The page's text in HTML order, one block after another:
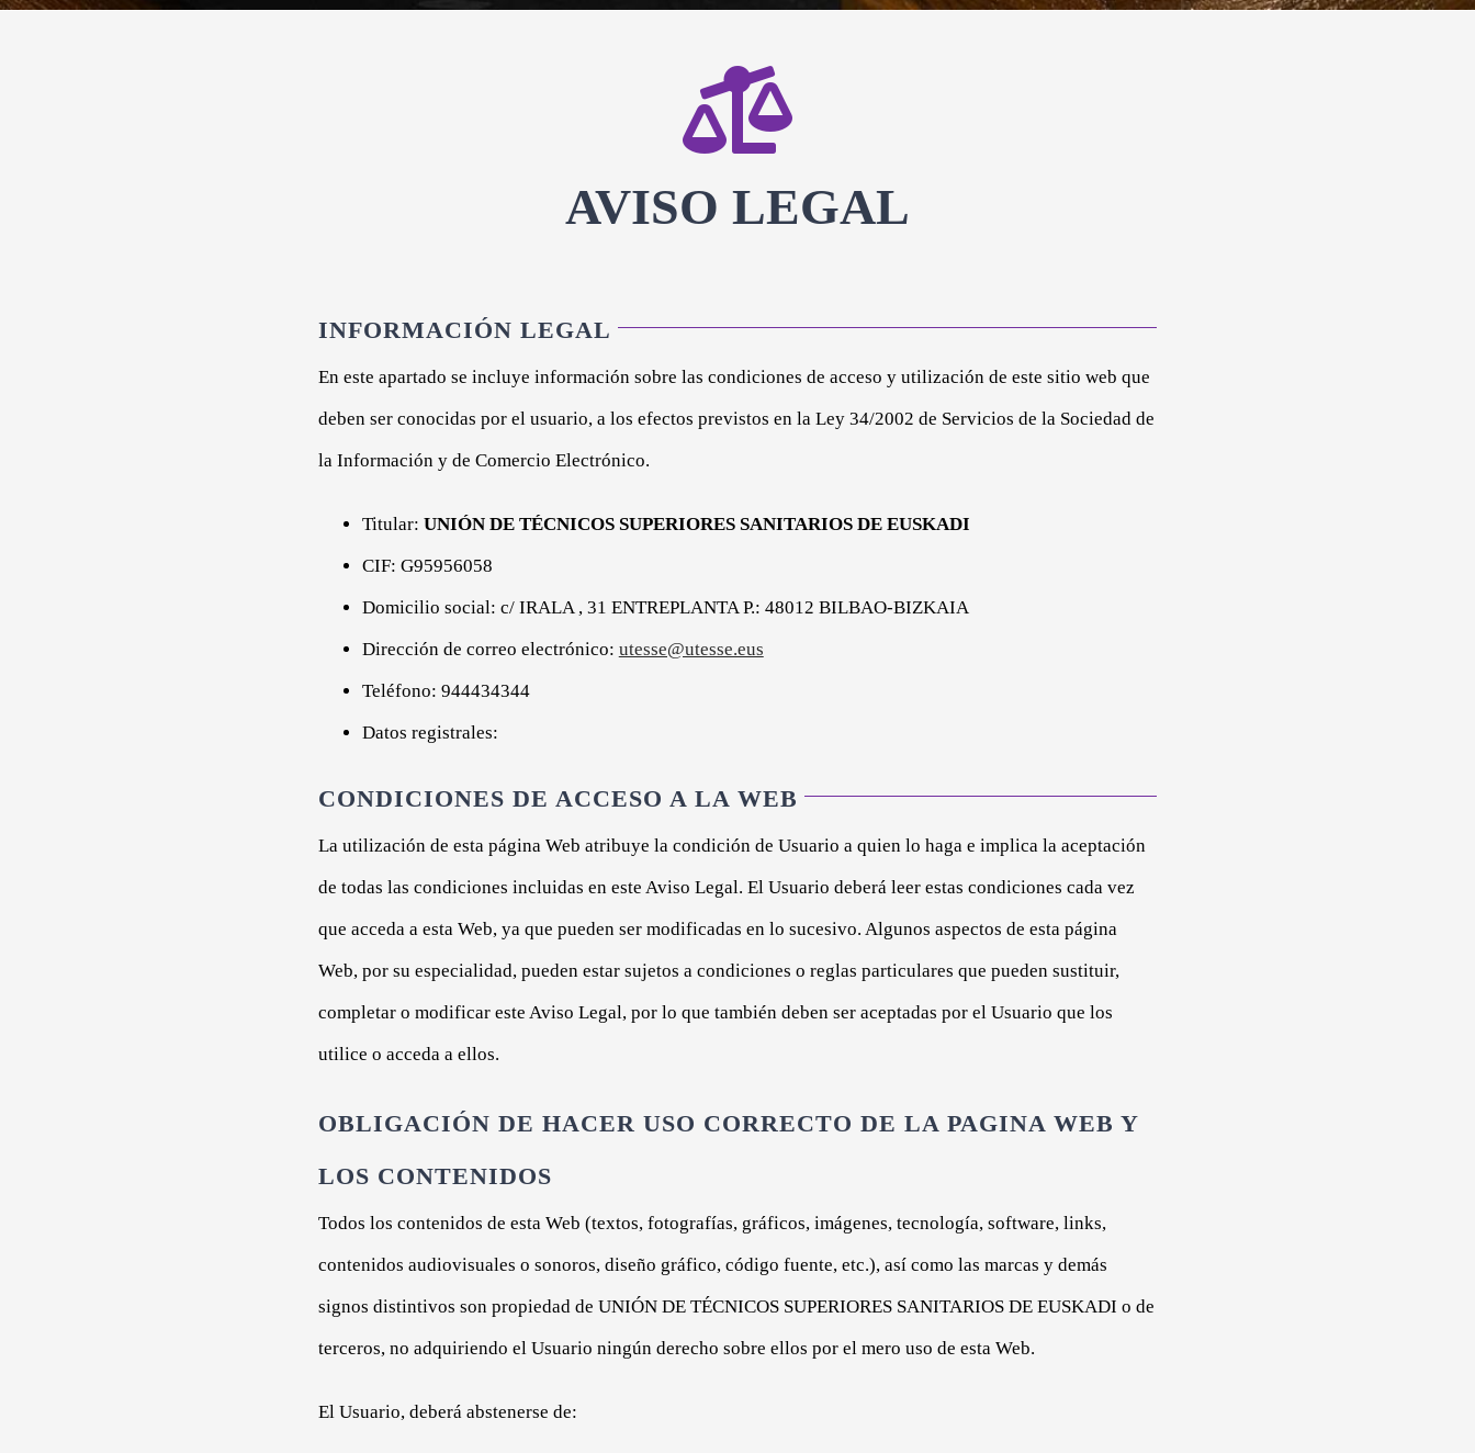
AVISO LEGAL
INFORMACIÓN LEGAL
En este apartado se incluye información sobre las condiciones de acceso y utilización de este sitio web que
deben ser conocidas por el usuario, a los efectos previstos en la Ley 34/2002 de Servicios de la Sociedad de
la Información y de Comercio Electrónico.
Titular: UNIÓN DE TÉCNICOS SUPERIORES SANITARIOS DE EUSKADI
CIF: G95956058
Domicilio social: c/ IRALA , 31 ENTREPLANTA P.: 48012 BILBAO-BIZKAIA
Dirección de correo electrónico: utesse@utesse.eus
Teléfono: 944434344
Datos registrales:
CONDICIONES DE ACCESO A LA WEB
La utilización de esta página Web atribuye la condición de Usuario a quien lo haga e implica la aceptación
de todas las condiciones incluidas en este Aviso Legal. El Usuario deberá leer estas condiciones cada vez
que acceda a esta Web, ya que pueden ser modificadas en lo sucesivo. Algunos aspectos de esta página
Web, por su especialidad, pueden estar sujetos a condiciones o reglas particulares que pueden sustituir,
completar o modificar este Aviso Legal, por lo que también deben ser aceptadas por el Usuario que los
utilice o acceda a ellos.
OBLIGACIÓN DE HACER USO CORRECTO DE LA PAGINA WEB Y
LOS CONTENIDOS
Todos los contenidos de esta Web (textos, fotografías, gráficos, imágenes, tecnología, software, links,
contenidos audiovisuales o sonoros, diseño gráfico, código fuente, etc.), así como las marcas y demás
signos distintivos son propiedad de UNIÓN DE TÉCNICOS SUPERIORES SANITARIOS DE EUSKADI o de
terceros, no adquiriendo el Usuario ningún derecho sobre ellos por el mero uso de esta Web.
El Usuario, deberá abstenerse de: